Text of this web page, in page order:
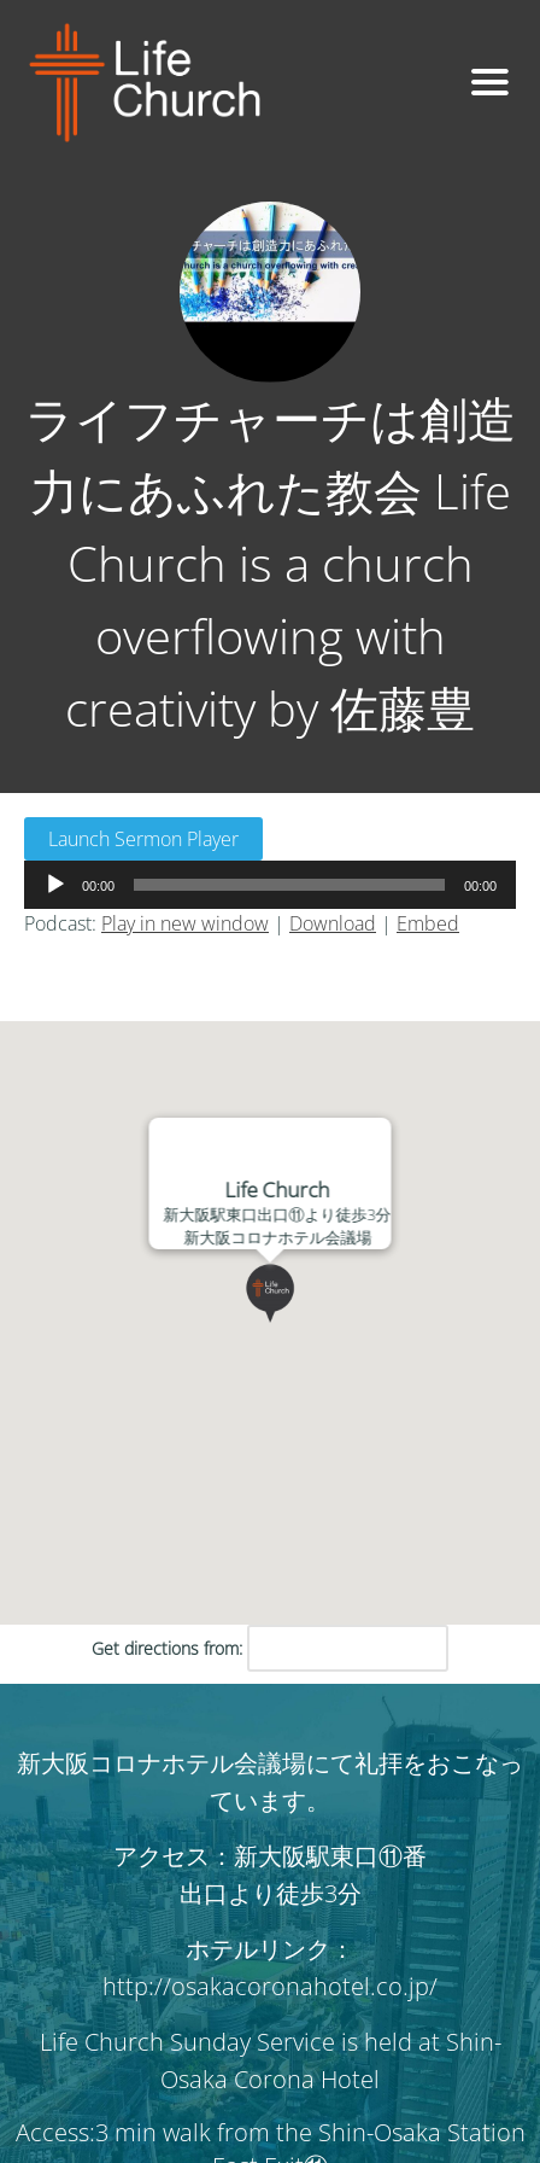
ライフチャーチは創造
力にあふれた教会 Life
Church is a church
overflowing with
creativity by 佐藤豊
Launch Sermon Player
声
プ
ヤ
00:00 00:00
Podcast: Play in new window | Download | Embed
Life Church
新大阪駅東口出口⑪より徒歩3分
新大阪コロナホテル会議場
Get directions from:
新大阪コロナホテル会議場にて礼拝をおこなっ
ています。
アクセス：新大阪駅東口⑪番
出口より徒歩3分
ホテルリンク：
http://osakacoronahotel.co.jp/
Life Church Sunday Service is held at Shin-
Osaka Corona Hotel
Access:3 min walk from the Shin-Osaka Station